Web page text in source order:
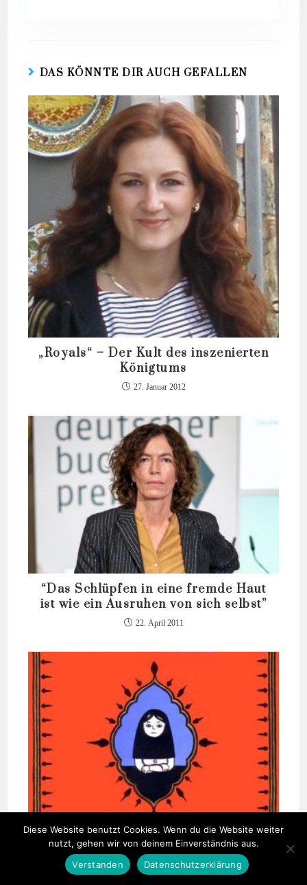
DAS KÖNNTE DIR AUCH GEFALLEN
„Royals“ – Der Kult des inszenierten
Königtums
27. Januar 2012
“Das Schlüpfen in eine fremde Haut
ist wie ein Ausruhen von sich selbst”
22. April 2011
Persepolis von Marjane Satrapi
17. März 2021
Diese Website benutzt Cookies. Wenn du die Website weiter
nutzt, gehen wir von deinem Einverständnis aus.
Verstanden
Datenschutzerklärung